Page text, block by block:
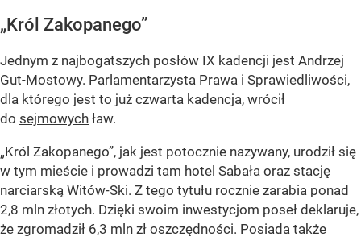
„Król Zakopanego”
Jednym z najbogatszych posłów IX kadencji jest Andrzej
Gut-Mostowy. Parlamentarzysta Prawa i Sprawiedliwości,
dla którego jest to już czwarta kadencja, wrócił
do sejmowych ław.
„Król Zakopanego”, jak jest potocznie nazywany, urodził się
w tym mieście i prowadzi tam hotel Sabała oraz stację
narciarską Witów-Ski. Z tego tytułu rocznie zarabia ponad
2,8 mln złotych. Dzięki swoim inwestycjom poseł deklaruje,
że zgromadził 6,3 mln zł oszczędności. Posiada także